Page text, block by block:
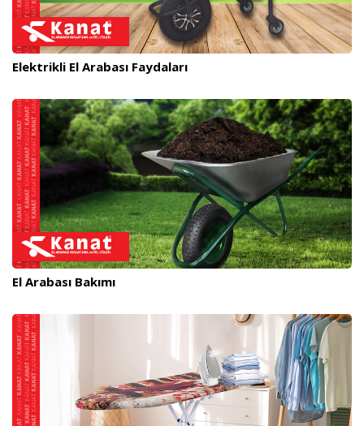
Elektrikli El Arabası Faydaları
El Arabası Bakımı